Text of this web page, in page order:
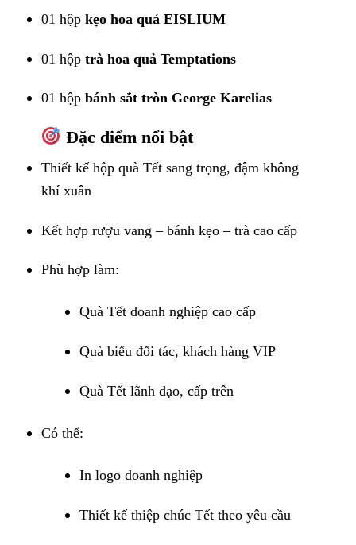
01 hộp kẹo hoa quả EISLIUM
01 hộp trà hoa quả Temptations
01 hộp bánh sắt tròn George Karelias
Đặc điểm nổi bật
Thiết kế hộp quà Tết sang trọng, đậm không
khí xuân
Kết hợp rượu vang – bánh kẹo – trà cao cấp
Phù hợp làm:
Quà Tết doanh nghiệp cao cấp
Quà biếu đối tác, khách hàng VIP
Quà Tết lãnh đạo, cấp trên
Có thể:
In logo doanh nghiệp
Thiết kế thiệp chúc Tết theo yêu cầu